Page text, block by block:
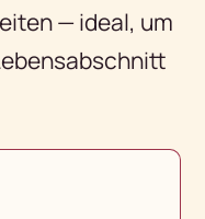
— ideal, um